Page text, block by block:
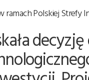
ramach Polskiej Strefy